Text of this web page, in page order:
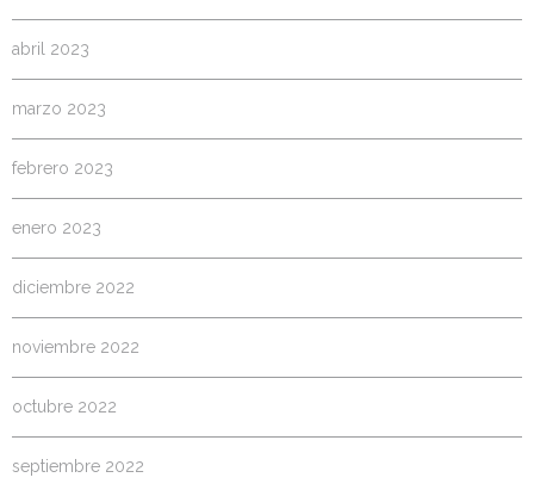
abril 2023
marzo 2023
febrero 2023
enero 2023
diciembre 2022
noviembre 2022
octubre 2022
septiembre 2022